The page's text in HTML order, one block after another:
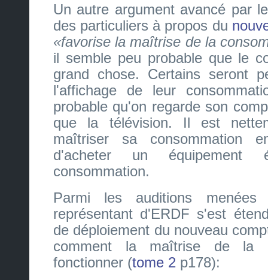
Un autre argument avancé par
des particuliers à propos du
favorise la maîtrise de la
il semble peu probable que le
grand chose. Certains seront
l'affichage de leur
probable qu'on regarde son
que la télévision. Il est
maîtriser sa consommation
d'acheter un équipement
consommation.
Parmi les auditions
représentant d'ERDF s'est
de déploiement du nouveau
comment la maîtrise de la
fonctionner (tome 2 p178):